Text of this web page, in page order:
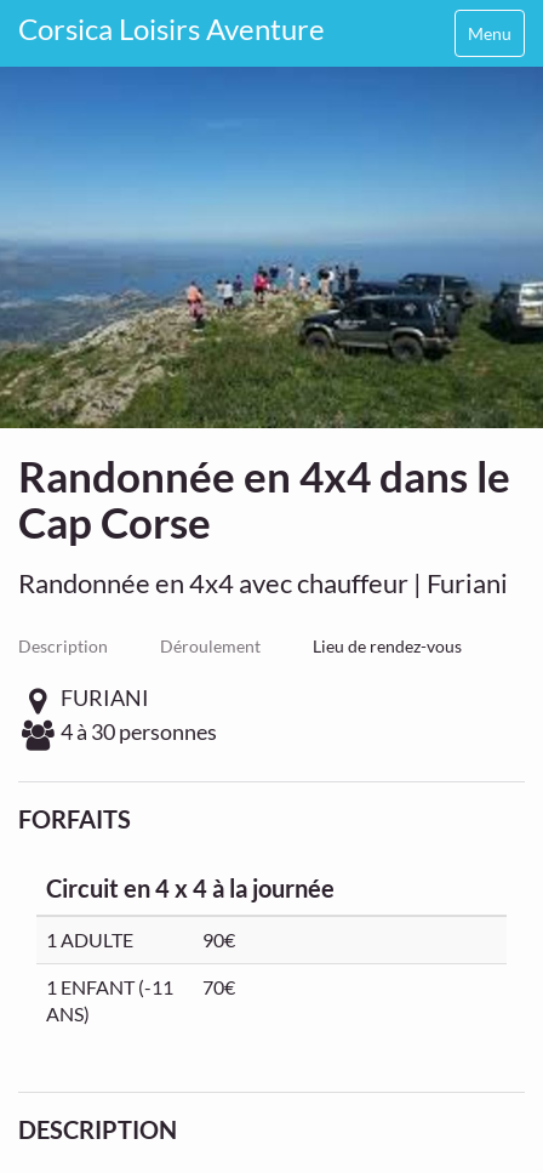
Menu
Corsica Loisirs Aventure
Randonnée en 4x4 dans le
Cap Corse
Randonnée en 4x4 avec chauffeur | Furiani
Description Déroulement Lieu de rendez-vous
FURIANI
4 à 30 personnes
FORFAITS
Circuit en 4 x 4 à la journée
1 ADULTE 90€
1 ENFANT (-11
ANS)
70€
DESCRIPTION